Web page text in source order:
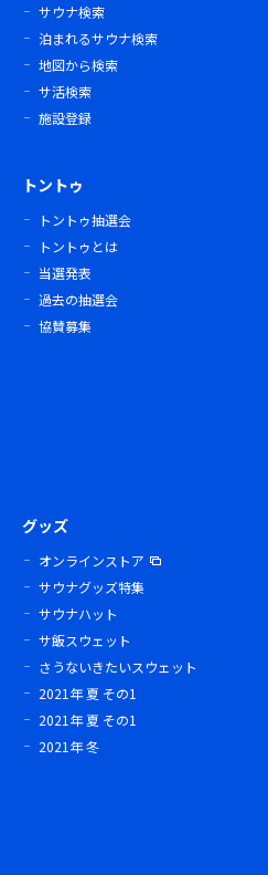
サウナ検索
泊まれるサウナ検索
地図から検索
サ活検索
施設登録
トントゥ
トントゥ抽選会
トントゥとは
当選発表
過去の抽選会
協賛募集
グッズ
オンラインストア
サウナグッズ特集
サウナハット
サ飯スウェット
さうないきたいスウェット
2021年 夏 その1
2021年 夏 その1
2021年 冬